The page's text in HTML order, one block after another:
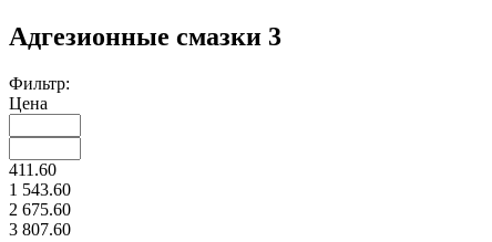
Адгезионные смазки 3
Фильтр:
Цена
411.60
1 543.60
2 675.60
3 807.60